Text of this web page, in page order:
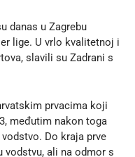
danas u Zagrebu
lige. U vrlo kvalitetnoj i
slavili su Zadrani s
prvacima koji
međutim nakon toga
Do kraja prve
vodstvu, ali na odmor s